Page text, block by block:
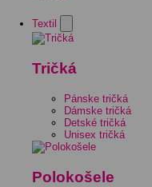
Textil
Tričká
Pánske tričká
Dámske tričká
Detské tričká
Unisex tričká
Polokošele